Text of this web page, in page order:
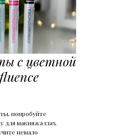
с цветной
попробуйте
для макияжа глаз,
немало